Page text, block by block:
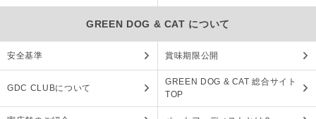
GREEN DOG & CAT について
安全基準 賞味期限公開
GDC CLUBについて
GREEN DOG & CAT 総合サイト
TOP